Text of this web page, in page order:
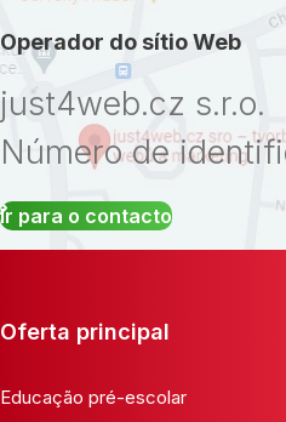
Operador do sítio Web
just4web.cz s.r.o.
Número de
Ir para o contacto
Oferta principal
Educação pré-escolar